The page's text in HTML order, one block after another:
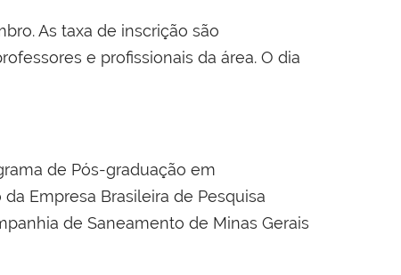
As taxa de inscrição são
e profissionais da área. O dia
de Pós-graduação em
Empresa Brasileira de Pesquisa
de Saneamento de Minas Gerais